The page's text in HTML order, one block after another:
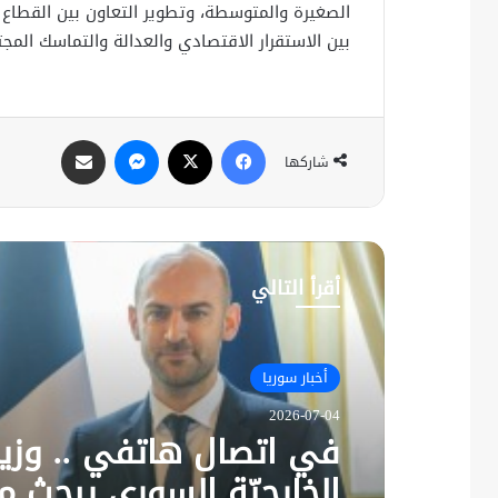
الصغيرة والمتوسطة، وتطوير التعاون بين
بين الاستقرار الاقتصادي والعدالة والتماسك
شاركها
فيسبوك ماسنجر
أقرأ التالي
أخبار سوريا
2026-07-04
أخبار سوريا
2026-07-01